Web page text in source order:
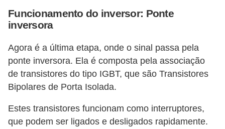
Funcionamento do inversor: Ponte
inversora
Agora é a última etapa, onde o sinal passa pela
ponte inversora. Ela é composta pela associação
de transistores do tipo IGBT, que são Transistores
Bipolares de Porta Isolada.
Estes transistores funcionam como interruptores,
que podem ser ligados e desligados rapidamente.
r
i
c
i
d
a
d
e